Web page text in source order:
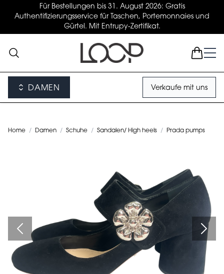
Für Bestellungen bis 31. August 2026: Gratis
Authentifizierungsservice für Taschen, Portemonnaies und
Gürtel. Mit Entrupy-Zertifikat.
DAMEN Verkaufe mit uns
Home / Damen / Schuhe / Sandalen/ High heels / Prada pumps